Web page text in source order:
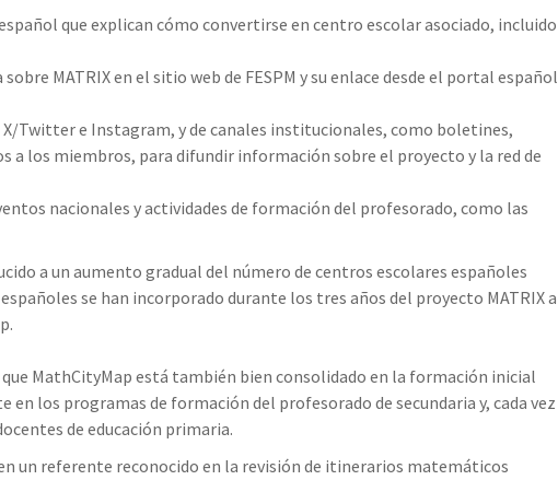
que explican cómo convertirse en centro escolar asociado, incluido
MATRIX en el sitio web de FESPM y su enlace desde el portal español
X/Twitter e Instagram, y de canales institucionales, como boletines,
a los miembros, para difundir información sobre el proyecto y la red de
nacionales y actividades de formación del profesorado, como las
a un aumento gradual del número de centros escolares españoles
se han incorporado durante los tres años del proyecto MATRIX a
MathCityMap está también bien consolidado en la formación inicial
en los programas de formación del profesorado de secundaria y, cada vez
de educación primaria.
un referente reconocido en la revisión de itinerarios matemáticos